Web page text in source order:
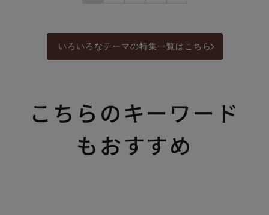
いろいろなテーマの特集一覧はこちら
こちらのキーワード
もおすすめ